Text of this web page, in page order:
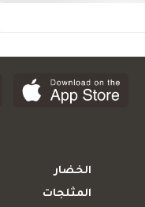
الخضار
المثلجات